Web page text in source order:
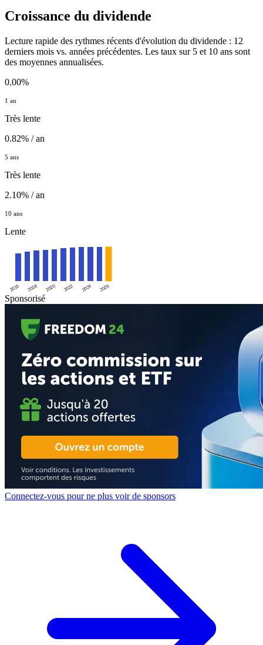
Croissance du dividende
Lecture rapide des rythmes récents d'évolution du dividende : 12
derniers mois vs. années précédentes. Les taux sur 5 et 10 ans sont
des moyennes annualisées.
0.00%
1 an
Très lente
0.82% / an
5 ans
Très lente
2.10% / an
10 ans
Lente
2016 2018 2020 2022 2024 2026
Sponsorisé
Connectez-vous pour ne plus voir de sponsors